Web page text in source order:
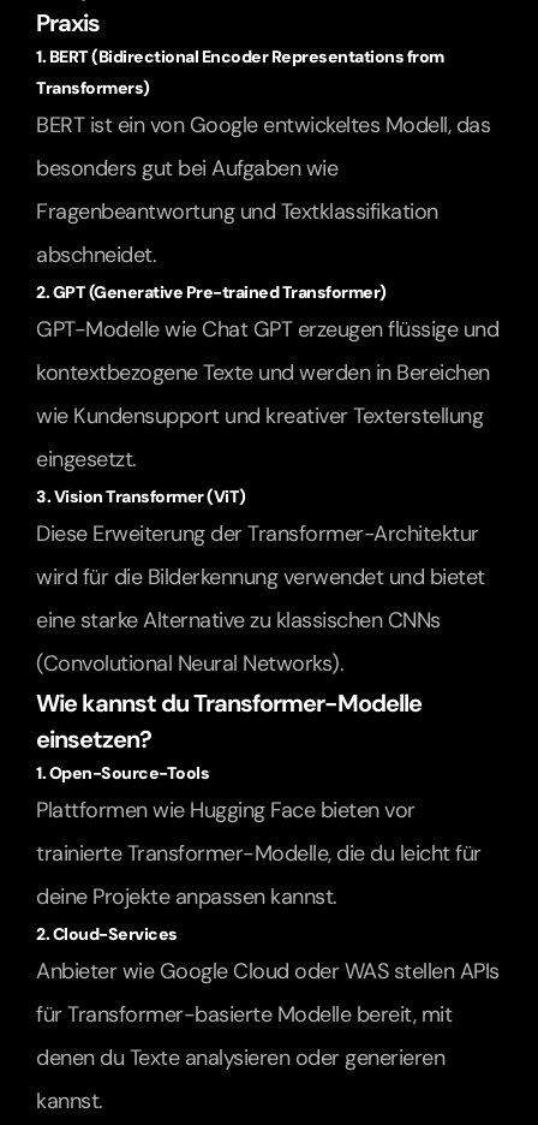
Praxis
1. BERT (Bidirectional Encoder Representations from
Transformers)
BERT ist ein von Google entwickeltes Modell, das
besonders gut bei Aufgaben wie
Fragenbeantwortung und Textklassifikation
abschneidet.
2. GPT (Generative Pre-trained Transformer)
GPT-Modelle wie Chat GPT erzeugen flüssige und
kontextbezogene Texte und werden in Bereichen
wie Kundensupport und kreativer Texterstellung
eingesetzt.
3. Vision Transformer (ViT)
Diese Erweiterung der Transformer-Architektur
wird für die Bilderkennung verwendet und bietet
eine starke Alternative zu klassischen CNNs
(Convolutional Neural Networks).
Wie kannst du Transformer-Modelle
einsetzen?
1. Open-Source-Tools
Plattformen wie Hugging Face bieten vor
trainierte Transformer-Modelle, die du leicht für
deine Projekte anpassen kannst.
2. Cloud-Services
Anbieter wie Google Cloud oder WAS stellen APIs
für Transformer-basierte Modelle bereit, mit
denen du Texte analysieren oder generieren
kannst.